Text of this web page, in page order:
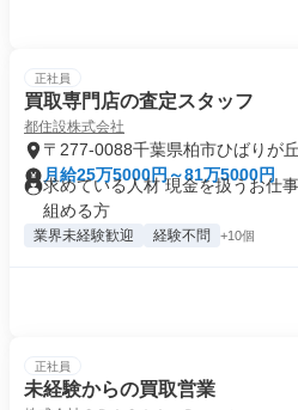
正社員
買取専門店の査定スタッフ
都住設株式会社
〒277-0088千葉県柏市ひばりが丘
月給25万5000円～81万5000円
求めている人材 現金を扱うお仕
組める方
業界未経験歓迎 経験不問 +10個
正社員
未経験からの買取営業